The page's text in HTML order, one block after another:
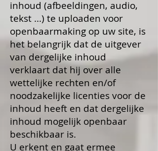
inhoud (afbeeldingen, audio,
tekst ...) te uploaden voor
openbaarmaking op uw site, is
het belangrijk dat de uitgever
van dergelijke inhoud
verklaart dat hij over alle
wettelijke rechten en/of
noodzakelijke licenties voor de
inhoud heeft en dat dergelijke
inhoud mogelijk openbaar
beschikbaar is.
U erkent en gaat ermee